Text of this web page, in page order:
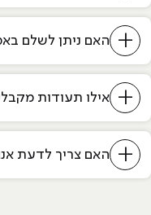
+ האם ניתן לשלם
+ אילו תעודות
+ האם צריך לדעת